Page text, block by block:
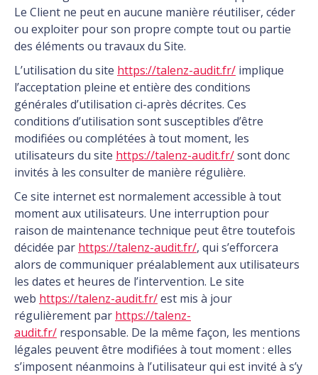
Le Client ne peut en aucune manière réutiliser, céder
ou exploiter pour son propre compte tout ou partie
des éléments ou travaux du Site.
L’utilisation du site https://talenz-audit.fr/ implique
l’acceptation pleine et entière des conditions
générales d’utilisation ci-après décrites. Ces
conditions d’utilisation sont susceptibles d’être
modifiées ou complétées à tout moment, les
utilisateurs du site https://talenz-audit.fr/sont donc
invités à les consulter de manière régulière.
Ce site internet est normalement accessible à tout
moment aux utilisateurs. Une interruption pour
raison de maintenance technique peut être toutefois
décidée par https://talenz-audit.fr/, qui s’efforcera
alors de communiquer préalablement aux utilisateurs
les dates et heures de l’intervention. Le site
web https://talenz-audit.fr/est mis à jour
régulièrement par https://talenz-
audit.fr/ responsable. De la même façon, les mentions
légales peuvent être modifiées à tout moment : elles
s’imposent néanmoins à l’utilisateur qui est invité à s’y